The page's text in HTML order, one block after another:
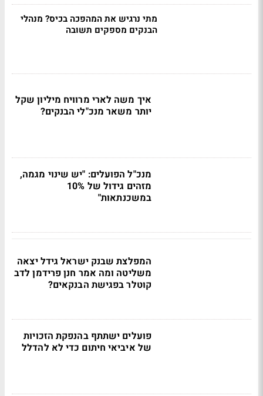
מתי נרגיש את המהפכה בכיס? מנהלי
הבנקים מספקים תשובה
איך משה לארי מרוויח מיליון שקל
יותר משאר מנכ"לי הבנקים?
מנכ"ל הפועלים: "יש שינוי מגמה,
מזהים גידול של 10%
במשכנתאות"
המפלצת שבנק ישראל גידל יצאה
משליטה ומה אמר חנן פרידמן לדב
קוטלר בפגישת הבנקאים?
פועלים ישתתף בהנפקת הזכויות
של איביאי חיתום כדי לא להדלל